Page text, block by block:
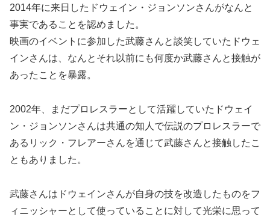
2014年に来日したドウェイン・ジョンソンさんがなんと
事実であることを認めました。
映画のイベントに参加した武藤さんと談笑していたドウェ
インさんは、なんとそれ以前にも何度か武藤さんと接触が
あったことを暴露。
2002年、まだプロレスラーとして活躍していたドウェイ
ン・ジョンソンさんは共通の知人で伝説のプロレスラーで
あるリック・フレアーさんを通じて武藤さんと接触したこ
ともありました。
武藤さんはドウェインさんが自身の技を改造したものをフ
ィニッシャーとして使っていることに対して光栄に思って